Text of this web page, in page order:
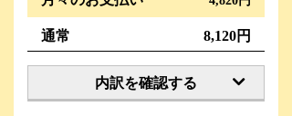
通常 8,120円
内訳を確認する